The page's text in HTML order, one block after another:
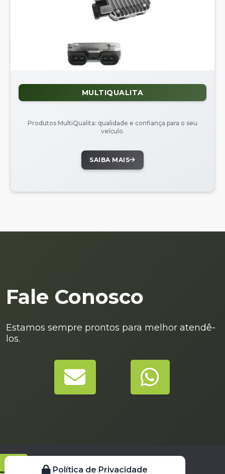
MULTIQUALITA
Produtos MultiQualita: qualidade e confiança para o seu
veículo.
SAIBA MAIS
Fale Conosco
Estamos sempre prontos para melhor atendê-
los.
Facebook
Política de Privacidade